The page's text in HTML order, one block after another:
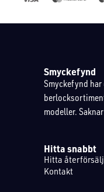
Smyckefynd
Smyckefynd
modeller.
Hitta snabbt
Hitta
Kontakt